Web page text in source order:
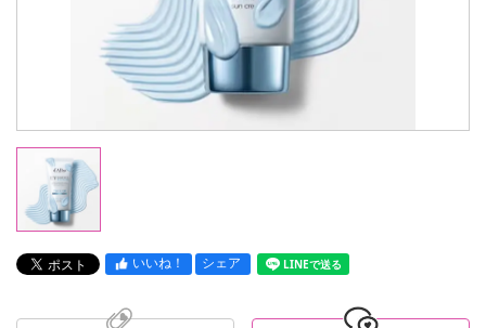
いいね！ シェア LINEで送る